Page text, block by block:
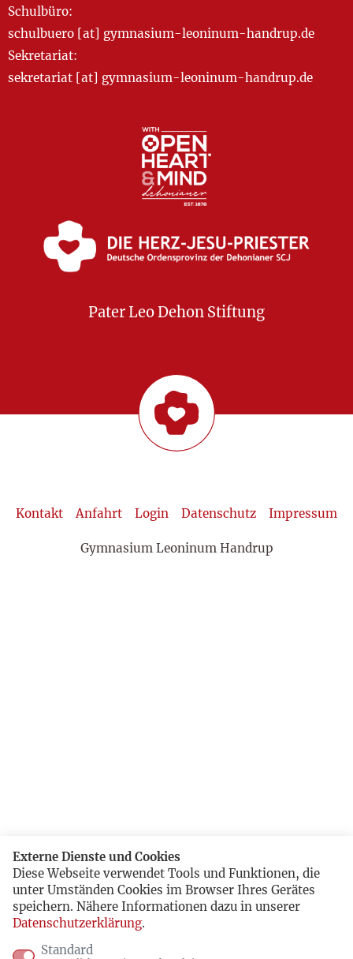
Schulbüro:
schulbuero [at] gymnasium-leoninum-handrup.de
Sekretariat:
sekretariat [at] gymnasium-leoninum-handrup.de
Pater Leo Dehon Stiftung
Kontakt Anfahrt Login Datenschutz Impressum
Gymnasium Leoninum Handrup
Externe Dienste und Cookies
Diese Webseite verwendet Tools und Funktionen, die
unter Umständen Cookies im Browser Ihres Gerätes
speichern. Nähere Informationen dazu in unserer
Datenschutzerklärung.
Standard